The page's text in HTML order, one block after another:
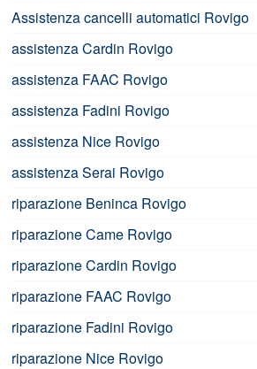
Assistenza cancelli automatici Rovigo
assistenza Cardin Rovigo
assistenza FAAC Rovigo
assistenza Fadini Rovigo
assistenza Nice Rovigo
assistenza Serai Rovigo
riparazione Beninca Rovigo
riparazione Came Rovigo
riparazione Cardin Rovigo
riparazione FAAC Rovigo
riparazione Fadini Rovigo
riparazione Nice Rovigo